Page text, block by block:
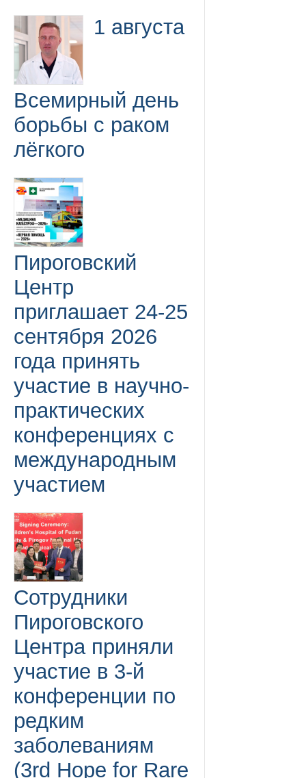
1 августа
Всемирный день
борьбы с раком
лёгкого
Пироговский
Центр
приглашает 24-25
сентября 2026
года принять
участие в научно-
практических
конференциях с
международным
участием
Сотрудники
Пироговского
Центра приняли
участие в 3-й
конференции по
редким
заболеваниям
(3rd Hope for Rare